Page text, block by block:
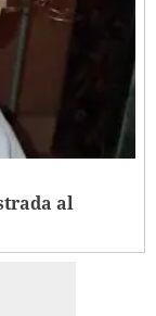
al